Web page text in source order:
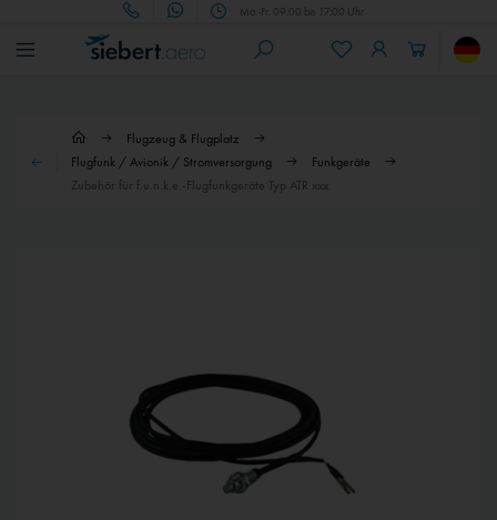
Mo.-Fr. 09:00 bis 17:00 Uhr
Flugzeug & Flugplatz
Flugfunk / Avionik / Stromversorgung
Funkgeräte
Zubehör für f.u.n.k.e.-Flugfunkgeräte Typ ATR xxx